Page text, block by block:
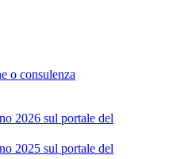
o consulenza
2026 sul portale del
2025 sul portale del